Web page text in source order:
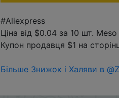
#Aliexpress
Ціна від $0.04 за 10 шт.
Купон продавця $1 на
Більше Знижок і Халяви в